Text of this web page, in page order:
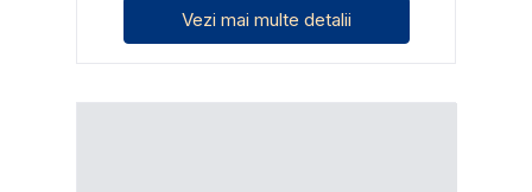
Vezi mai multe detalii